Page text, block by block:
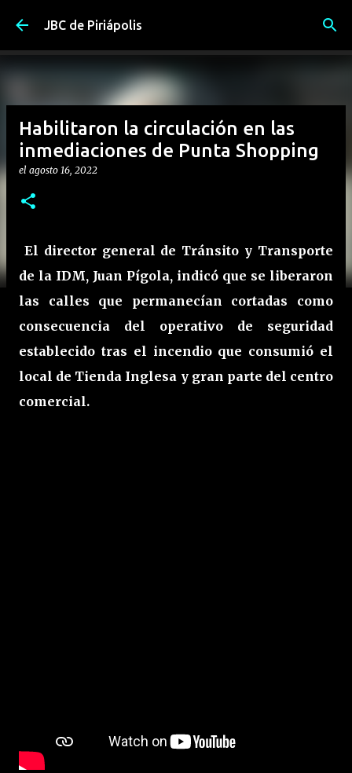
Ir al contenido principal
JBC de Piriápolis
Habilitaron la circulación en las
inmediaciones de Punta Shopping
el agosto 16, 2022
El director general de Tránsito y Transporte
de la IDM, Juan Pígola, indicó que se liberaron
las calles que permanecían cortadas como
consecuencia del operativo de seguridad
establecido tras el incendio que consumió el
local de Tienda Inglesa y gran parte del centro
comercial.